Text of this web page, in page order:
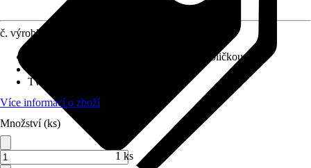
č. výrobku
S dřevěným rámem, S poličkou
Tvar
Více informací o zboží
Množství (ks)
1 ks